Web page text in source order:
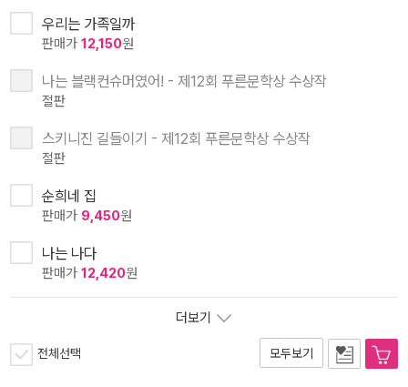
우리는 가족일까
판매가 12,150원
나는 블랙컨슈머였어! - 제12회 푸른문학상 수상작
절판
스키니진 길들이기 - 제12회 푸른문학상 수상작
절판
순희네 집
판매가 9,450원
나는 나다
판매가 12,420원
더보기
전체선택 모두보기